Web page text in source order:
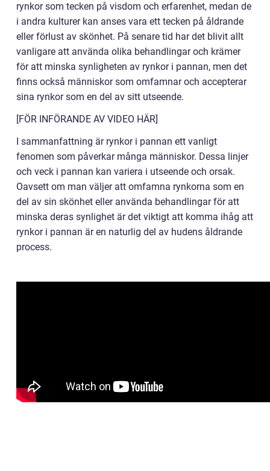
rynkor som tecken på visdom och erfarenhet, medan de
i andra kulturer kan anses vara ett tecken på åldrande
eller förlust av skönhet. På senare tid har det blivit allt
vanligare att använda olika behandlingar och krämer
för att minska synligheten av rynkor i pannan, men det
finns också människor som omfamnar och accepterar
sina rynkor som en del av sitt utseende.
[FÖR INFÖRANDE AV VIDEO HÄR]
I sammanfattning är rynkor i pannan ett vanligt
fenomen som påverkar många människor. Dessa linjer
och veck i pannan kan variera i utseende och orsak.
Oavsett om man väljer att omfamna rynkorna som en
del av sin skönhet eller använda behandlingar för att
minska deras synlighet är det viktigt att komma ihåg att
rynkor i pannan är en naturlig del av hudens åldrande
process.